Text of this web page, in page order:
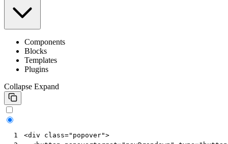
Components
Blocks
Templates
Plugins
Collapse Expand
1
<div class="popover">